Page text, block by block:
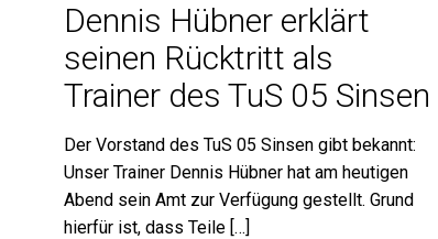
Dennis Hübner erklärt
seinen Rücktritt als
Trainer des TuS 05 Sinsen
Der Vorstand des TuS 05 Sinsen gibt bekannt:
Unser Trainer Dennis Hübner hat am heutigen
Abend sein Amt zur Verfügung gestellt. Grund
hierfür ist, dass Teile[…]